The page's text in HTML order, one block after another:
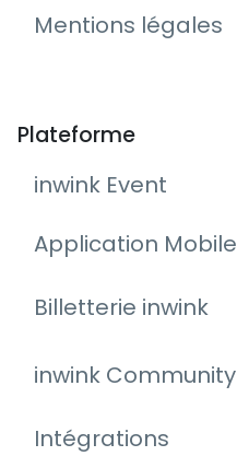
Mentions légales
Plateforme
inwink Event
Application Mobile
Billetterie inwink
inwink Community
Intégrations